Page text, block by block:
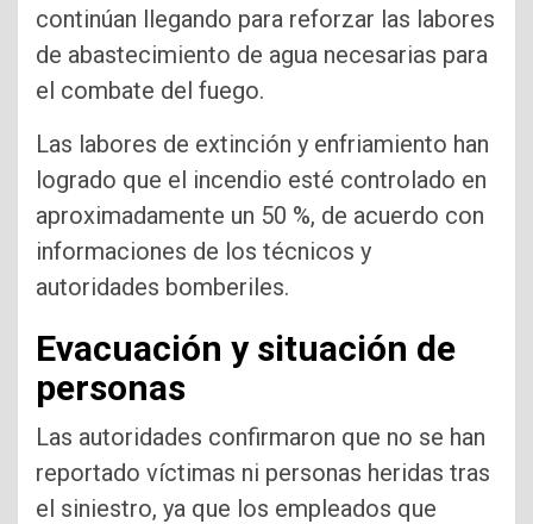
continúan llegando para reforzar las labores
de abastecimiento de agua necesarias para
el combate del fuego.
Las labores de extinción y enfriamiento han
logrado que el incendio esté controlado en
aproximadamente un 50 %, de acuerdo con
informaciones de los técnicos y
autoridades bomberiles.
Evacuación y situación de
personas
Las autoridades confirmaron que no se han
reportado víctimas ni personas heridas tras
el siniestro, ya que los empleados que